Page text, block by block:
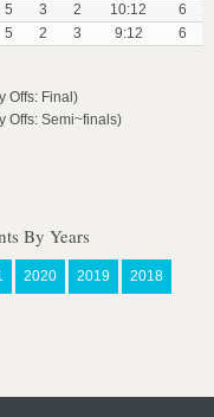
5 3 2 10:12
6
5 2 3 9:12 6
Offs: Final)
Offs: Semi~finals)
By Years
2020 2019 2018